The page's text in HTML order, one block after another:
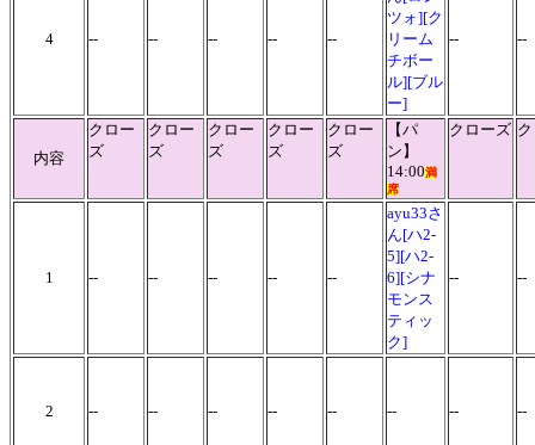
4 -- -- -- -- --
ツォ][ク
リーム
チボー
ル][ブル
ー]
-- --
内容
クロー
ズ
クロー
ズ
クロー
ズ
クロー
ズ
クロー
ズ
【パ
ン】
14:00満
席
クローズ
1 -- -- -- -- --
ayu33さ
ん[ハ2-
5][ハ2-
6][シナ
モンス
ティッ
ク]
--
2 -- -- -- -- -- -- --